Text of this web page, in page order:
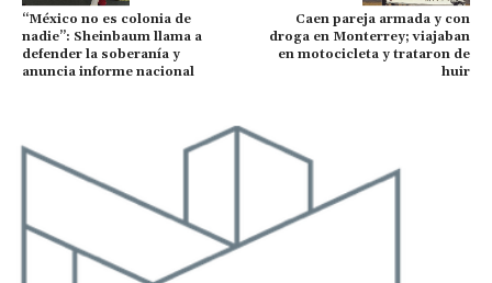
“México no es colonia de
nadie”: Sheinbaum llama a
defender la soberanía y
anuncia informe nacional
Caen pareja armada y con
droga en Monterrey; viajaban
en motocicleta y trataron de
huir